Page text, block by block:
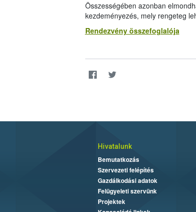
Összességében azonban
kezdeményezés, mely rengeteg
Rendezvény összefoglalója
Hivatalunk
Bemutatkozás
Szervezeti felépítés
Gazdálkodási adatok
Felügyeleti szervünk
Projektek